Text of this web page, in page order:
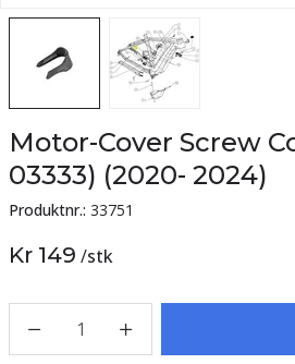
Motor-Cover Screw
03333) (2020- 2024)
Produktnr.: 33751
Kr 149 /stk
1